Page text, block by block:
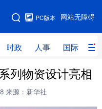
网站无障碍
PC版本
时政 人事 国际 财
图
时政 人事
网评
列物资设计亮相
来源：新华社